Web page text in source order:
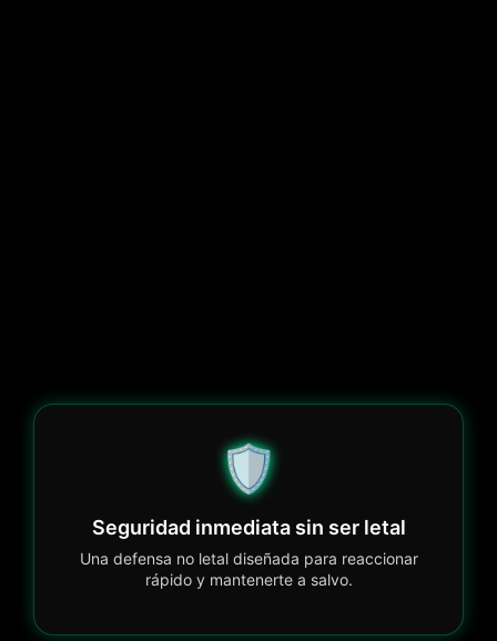
🛡️
Seguridad inmediata sin ser letal
Una defensa no letal diseñada para reaccionar
rápido y mantenerte a salvo.